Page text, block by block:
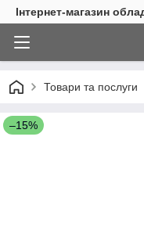
Інтернет-магазин
Товари та послуги
–15%